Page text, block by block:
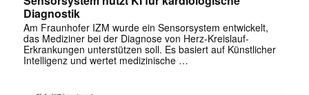
Diagnostik
Am Fraunhofer IZM wurde ein Sensorsystem entwickelt,
das Mediziner bei der Diagnose von Herz-Kreislauf-
Erkrankungen unterstützen soll. Es basiert auf Künstlicher
Intelligenz und wertet medizinische …